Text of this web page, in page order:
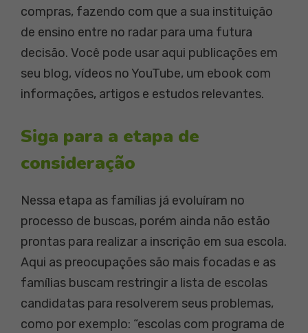
compras, fazendo com que a sua instituição
de ensino entre no radar para uma futura
decisão. Você pode usar aqui publicações em
seu blog, vídeos no YouTube, um ebook com
informações, artigos e estudos relevantes.
Siga para a etapa de
consideração
Nessa etapa as famílias já evoluíram no
processo de buscas, porém ainda não estão
prontas para realizar a inscrição em sua escola.
Aqui as preocupações são mais focadas e as
famílias buscam restringir a lista de escolas
candidatas para resolverem seus problemas,
como por exemplo: “escolas com programa de